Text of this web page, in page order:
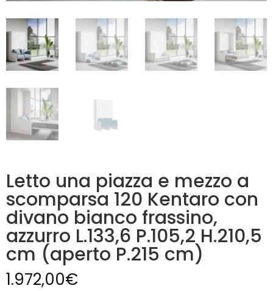
Letto una piazza e mezzo a
scomparsa 120 Kentaro con
divano bianco frassino,
azzurro L.133,6 P.105,2 H.210,5
cm (aperto P.215 cm)
1.972,00€